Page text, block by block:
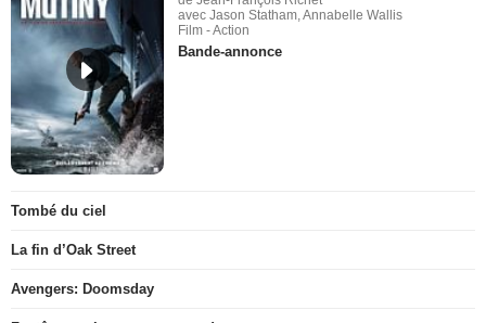
avec Jason Statham, Annabelle Wallis
Film - Action
Bande-annonce
Tombé du ciel
La fin d’Oak Street
Avengers: Doomsday